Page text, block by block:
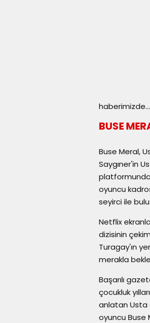
haberimizde...
BUSE
Buse Meral,
Saygıner'in
platformunda
oyuncu
seyirci ile
Netflix
dizisinin
Turagay'ın
merakla
Başarılı
çocukluk
anlatan Usta
oyuncu Buse